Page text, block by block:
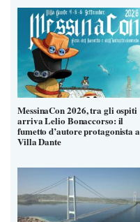
MessinaCon 2026, tra gli ospiti
arriva Lelio Bonaccorso: il
fumetto d’autore protagonista a
Villa Dante